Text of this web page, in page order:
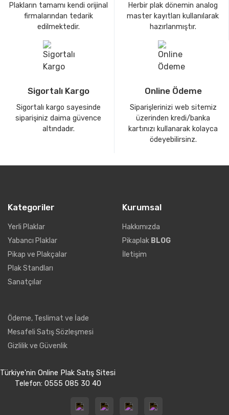
Plakların tamamı kendi orijinal
firmalarından tedarik
edilmektedir.
Herbir plak dönemin analog
master kayıtları kullanılarak
hazırlanmıştır.
Sigortalı Kargo
Sigortalı kargo sayesinde
siparişiniz daima güvence
altındadır.
Online Ödeme
Siparişlerinizi web sitemiz
üzerinden kredi/banka
kartınızı kullanarak kolayca
ödeyebilirsinz.
Kategoriler
Yerli Plaklar
Yabancı Plaklar
Pikap ve Plakçalar
Plak Standları
Sanatçılar
Kurumsal
Hakkımızda
Pikaplak BLOG
İletişim
Ödeme, Teslimat ve İade
Mesafeli Satış Sözleşmesi
Gizlilik ve Güvenlik
Türkiye'nin Online Plak Satış Sitesi
Telefon: 0555 085 30 40